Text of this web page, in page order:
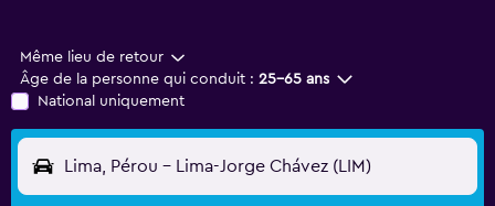
Même lieu de retour
Âge de la personne qui conduit : 25-65 ans
National uniquement
Lima, Pérou - Lima-Jorge Chávez (LIM)